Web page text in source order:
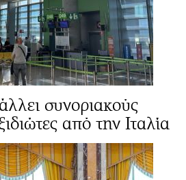
συνοριακούς
από την Ιταλία